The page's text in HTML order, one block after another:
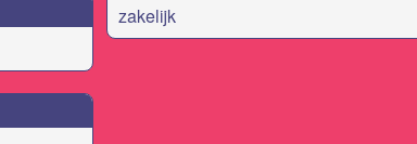
zakelijk